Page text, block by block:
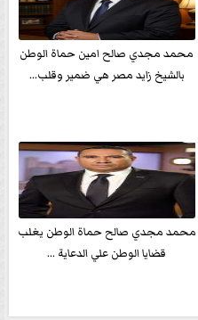
محمد مجدي صالح امين حماة الوطن
بالشيخ زايد مصر هي ضمير وقلب...
محمد مجدي صالح حماة الوطن يغلب
قضايا الوطن علي الدعاية ...